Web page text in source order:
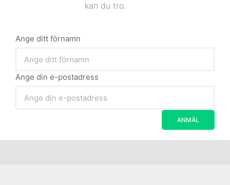
kan du tro.
Ange ditt förnamn
Ange din e-postadress